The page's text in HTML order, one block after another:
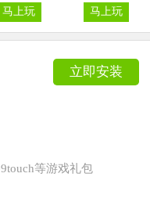
马上玩 马上玩
立即安装
等游戏礼包